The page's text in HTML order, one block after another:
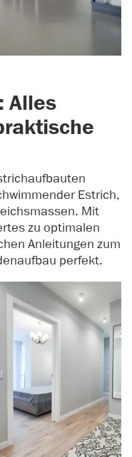
Alles
Estrich,
Mit
zu optimalen
Anleitungen zum
perfekt.